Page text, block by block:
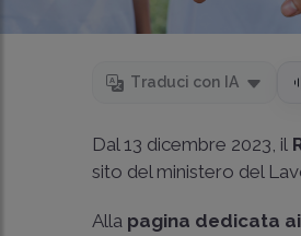
Traduci con IA
Dal 13 dicembre 2023, il
sito del ministero del
Alla pagina dedicata